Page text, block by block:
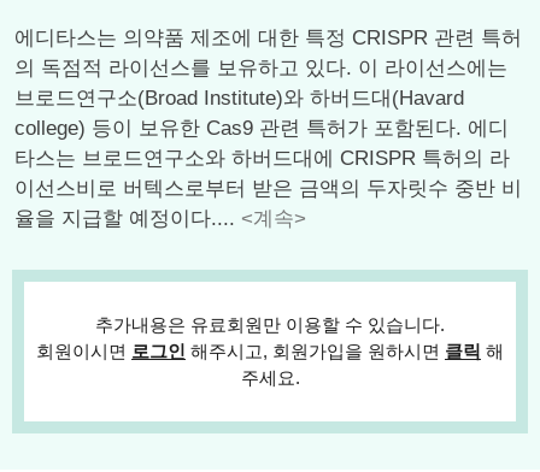
에디타스는 의약품 제조에 대한 특정 CRISPR 관련 특허
의 독점적 라이선스를 보유하고 있다. 이 라이선스에는
브로드연구소(Broad Institute)와 하버드대(Havard
college) 등이 보유한 Cas9 관련 특허가 포함된다. 에디
타스는 브로드연구소와 하버드대에 CRISPR 특허의 라
이선스비로 버텍스로부터 받은 금액의 두자릿수 중반 비
율을 지급할 예정이다.... <계속>
추가내용은 유료회원만 이용할 수 있습니다.
회원이시면 로그인 해주시고, 회원가입을 원하시면 클릭 해
주세요.